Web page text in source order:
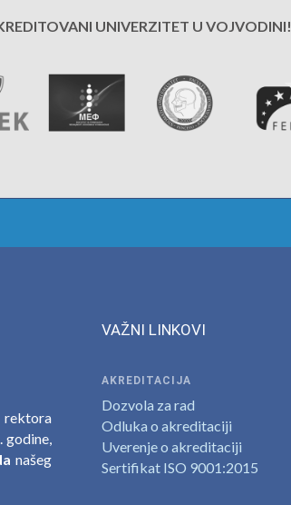
UNIVERZITET U VOJVODINI!
godine,
našeg
VAŽNI LINKOVI
AKREDITACIJA
Dozvola za rad
Odluka o akreditaciji
Uverenje o akreditaciji
Sertifikat ISO 9001:2015